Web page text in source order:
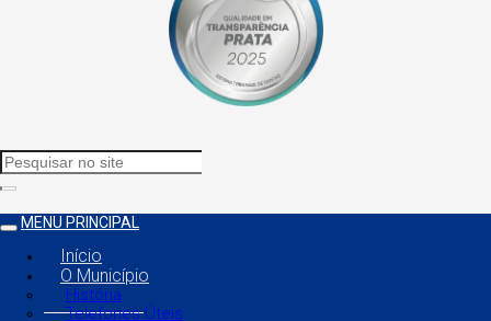
MENU PRINCIPAL
Início
O Município
História
Telefones Úteis